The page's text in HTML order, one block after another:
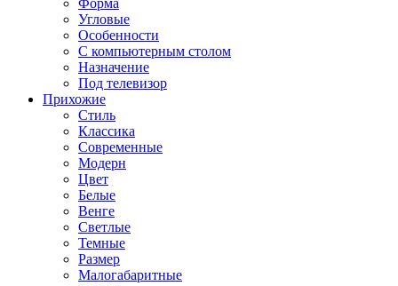
Форма
Угловые
Особенности
С компьютерным столом
Назначение
Под телевизор
Прихожие
Стиль
Классика
Современные
Модерн
Цвет
Белые
Венге
Светлые
Темные
Размер
Малогабаритные